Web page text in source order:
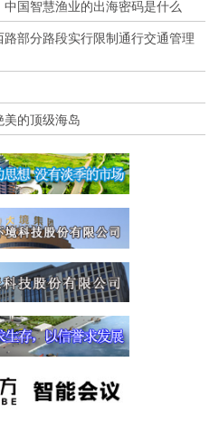
国智慧渔业的出海密码是什么
部分路段实行限制通行交通管理
的顶级海岛